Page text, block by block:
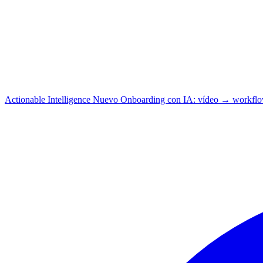
Actionable Intelligence Nuevo Onboarding con IA: vídeo →